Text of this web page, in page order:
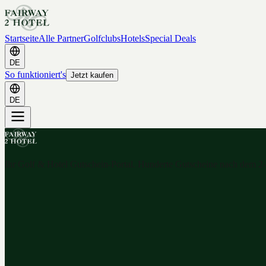
StartseiteAlle PartnerGolfclubsHotelsSpecial Deals
DE
So funktioniert's Jetzt kaufen
DE